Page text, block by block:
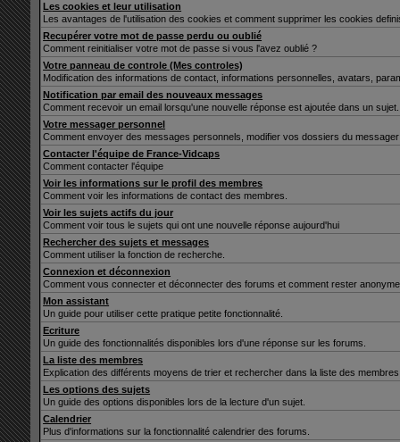
Les cookies et leur utilisation
Les avantages de l'utilisation des cookies et comment supprimer les cookies
Recupérer votre mot de passe perdu ou oublié
Comment reinitialiser votre mot de passe si vous l'avez oublié ?
Votre panneau de controle (Mes controles)
Modification des informations de contact, informations personnelles, avatars,
Notification par email des nouveaux messages
Comment recevoir un email lorsqu'une nouvelle réponse est ajoutée dans un sujet.
Votre messager personnel
Comment envoyer des messages personnels, modifier vos dossiers du
Contacter l'équipe de France-Vidcaps
Comment contacter l'équipe
Voir les informations sur le profil des membres
Comment voir les informations de contact des membres.
Voir les sujets actifs du jour
Comment voir tous le sujets qui ont une nouvelle réponse aujourd'hui
Rechercher des sujets et messages
Comment utiliser la fonction de recherche.
Connexion et déconnexion
Comment vous connecter et déconnecter des forums et comment rester
Mon assistant
Un guide pour utiliser cette pratique petite fonctionnalité.
Ecriture
Un guide des fonctionnalités disponibles lors d'une réponse sur les forums.
La liste des membres
Explication des différents moyens de trier et rechercher dans la liste des
Les options des sujets
Un guide des options disponibles lors de la lecture d'un sujet.
Calendrier
Plus d'informations sur la fonctionnalité calendrier des forums.